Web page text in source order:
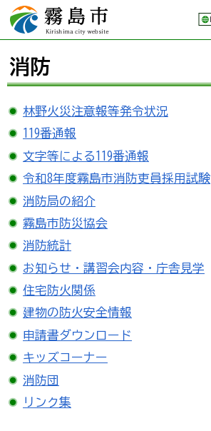
霧島市 Kirishima
city website
消防
林野火災注意報等発令状況
119番通報
文字等による119番通報
令和8年度霧島市消防吏員採用試験
消防局の紹介
霧島市防災協会
消防統計
お知らせ・講習会内容・庁舎見学
住宅防火関係
建物の防火安全情報
申請書ダウンロード
キッズコーナー
消防団
リンク集